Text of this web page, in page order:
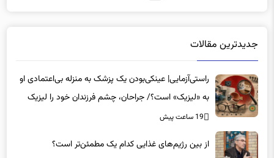
جدیدترین مقالات
راستی‌آزمایی| عینکی‌بودن یک پزشک به منزله بی‌اعتمادی او
به «لیزیک» است؟/ جراحان، چشم فرزندان خود را لیزیک
می‌کنند؟
19 ساعت پیش
از بین رژیم‌های غذایی کدام یک مطمئن‌تر است؟‌